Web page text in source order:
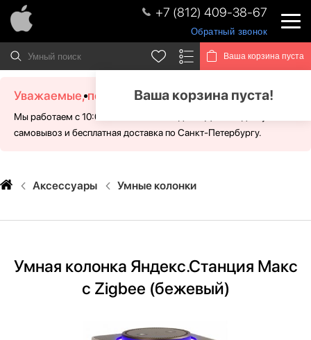
+7 (812) 409-38-67
Обратный звонок
Ваша корзина пуста
Ваша корзина пуста!
Уважаемые, посетители!
Мы работаем с 10:00 - 21:00 без выходных. Для Вас доступен
самовывоз и бесплатная доставка по Санкт-Петербургу.
Аксессуары Умные колонки
Умная колонка Яндекс.Станция Макс
с Zigbee (бежевый)